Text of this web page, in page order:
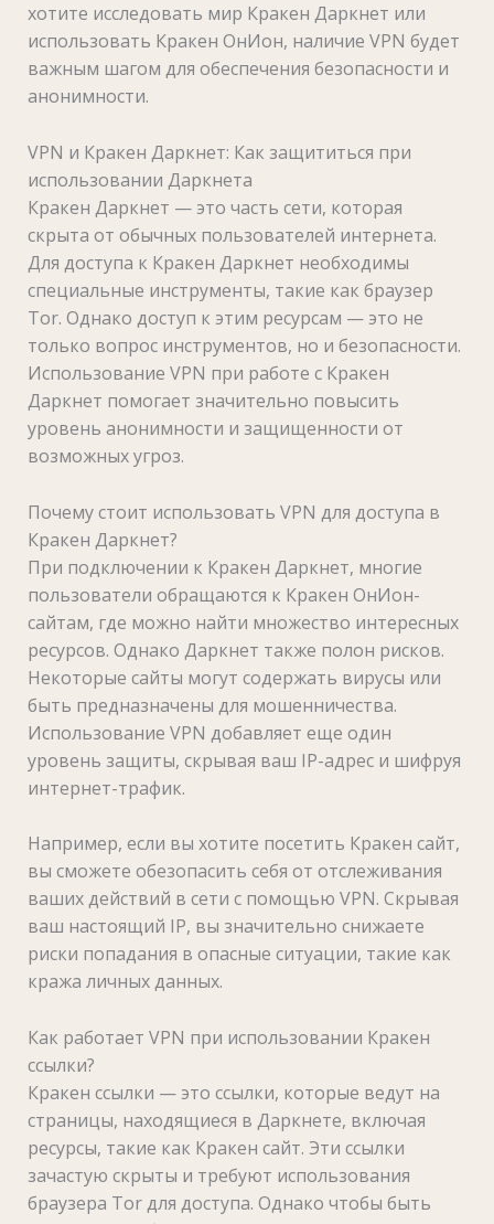
хотите исследовать мир Кракен Даркнет или
использовать Кракен ОнИон, наличие VPN будет
важным шагом для обеспечения безопасности и
анонимности.
VPN и Кракен Даркнет: Как защититься при
использовании Даркнета
Кракен Даркнет — это часть сети, которая
скрыта от обычных пользователей интернета.
Для доступа к Кракен Даркнет необходимы
специальные инструменты, такие как браузер
Tor. Однако доступ к этим ресурсам — это не
только вопрос инструментов, но и безопасности.
Использование VPN при работе с Кракен
Даркнет помогает значительно повысить
уровень анонимности и защищенности от
возможных угроз.
Почему стоит использовать VPN для доступа в
Кракен Даркнет?
При подключении к Кракен Даркнет, многие
пользователи обращаются к Кракен ОнИон-
сайтам, где можно найти множество интересных
ресурсов. Однако Даркнет также полон рисков.
Некоторые сайты могут содержать вирусы или
быть предназначены для мошенничества.
Использование VPN добавляет еще один
уровень защиты, скрывая ваш IP-адрес и шифруя
интернет-трафик.
Например, если вы хотите посетить Кракен сайт,
вы сможете обезопасить себя от отслеживания
ваших действий в сети с помощью VPN. Скрывая
ваш настоящий IP, вы значительно снижаете
риски попадания в опасные ситуации, такие как
кража личных данных.
Как работает VPN при использовании Кракен
ссылки?
Кракен ссылки — это ссылки, которые ведут на
страницы, находящиеся в Даркнете, включая
ресурсы, такие как Кракен сайт. Эти ссылки
зачастую скрыты и требуют использования
браузера Tor для доступа. Однако чтобы быть